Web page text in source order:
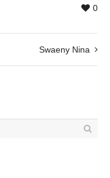
0
Swaeny Nina